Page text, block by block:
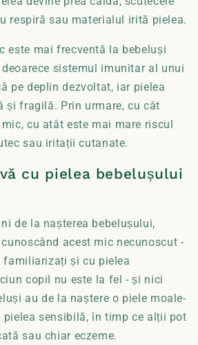
respiră sau materialul irită pielea.
este mai frecventă la bebeluși
sistemul imunitar al unui
pe deplin dezvoltat, iar pielea
și fragilă. Prin urmare, cu cât
cu atât este mai mare riscul
sau iritații cutanate.
cu pielea bebelușului
de la nașterea bebelușului,
acest mic necunoscut -
și cu pielea
copil nu este la fel - și nici
au de la naștere o piele moale-
pielea sensibilă, în timp ce alții pot
sau chiar eczeme.